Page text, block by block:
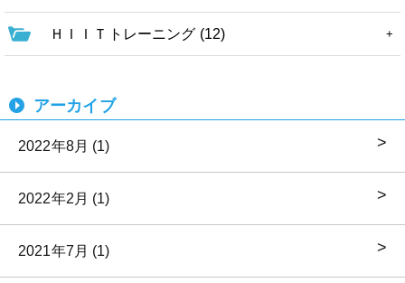
ＨＩＩＴトレーニング (12)
アーカイブ
2022年8月 (1)
2022年2月 (1)
2021年7月 (1)